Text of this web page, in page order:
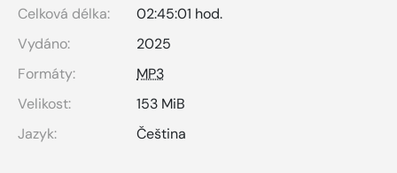
Celková délka:
02:45:01 hod.
Vydáno:
2025
Formáty:
MP3
Velikost:
153 MiB
Jazyk:
Čeština